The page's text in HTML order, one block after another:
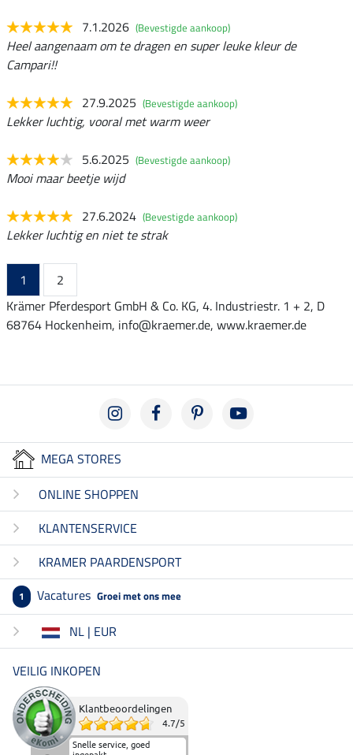
7.1.2026 (Bevestigde aankoop)
Heel aangenaam om te dragen en super leuke kleur de
Campari!!
27.9.2025 (Bevestigde aankoop)
Lekker luchtig, vooral met warm weer
5.6.2025 (Bevestigde aankoop)
Mooi maar beetje wijd
27.6.2024 (Bevestigde aankoop)
Lekker luchtig en niet te strak
1
2
Krämer Pferdesport GmbH & Co. KG, 4. Industriestr. 1 + 2, D
68764 Hockenheim, info@kraemer.de, www.kraemer.de
MEGA STORES
ONLINE SHOPPEN
KLANTENSERVICE
KRAMER PAARDENSPORT
1 Vacatures Groei met ons mee
NL | EUR
VEILIG INKOPEN
Klantbeoordelingen
4.7/5
Snelle service, goed